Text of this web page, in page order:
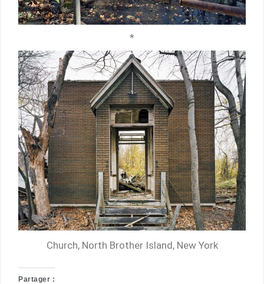
*
Church, North Brother Island, New York
Partager :